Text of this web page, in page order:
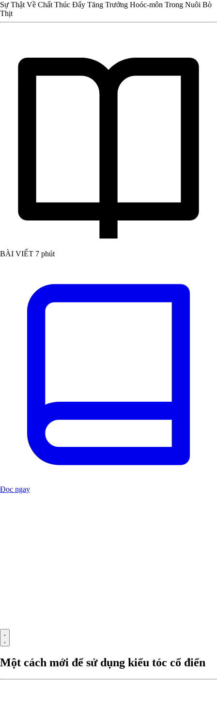
Sự Thật Về Chất Thúc Đẩy Tăng Trưởng Hoóc-môn Trong Nuôi Bò
Thịt
BÀI VIẾT 7 phút
Đọc ngay
Một cách mới để sử dụng kiểu tóc cổ điển